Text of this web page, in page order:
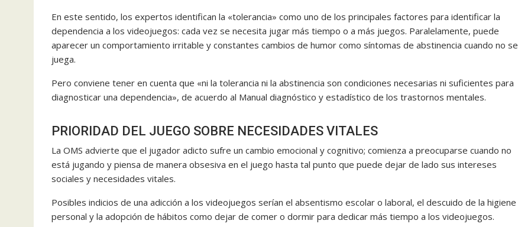
En este sentido, los expertos identifican la «tolerancia» como uno de los principales factores para identificar la
dependencia a los videojuegos: cada vez se necesita jugar más tiempo o a más juegos. Paralelamente, puede
aparecer un comportamiento irritable y constantes cambios de humor como síntomas de abstinencia cuando no se
juega.
Pero conviene tener en cuenta que «ni la tolerancia ni la abstinencia son condiciones necesarias ni suficientes para
diagnosticar una dependencia», de acuerdo al Manual diagnóstico y estadístico de los trastornos mentales.
PRIORIDAD DEL JUEGO SOBRE NECESIDADES VITALES
La OMS advierte que el jugador adicto sufre un cambio emocional y cognitivo; comienza a preocuparse cuando no
está jugando y piensa de manera obsesiva en el juego hasta tal punto que puede dejar de lado sus intereses
sociales y necesidades vitales.
Posibles indicios de una adicción a los videojuegos serían el absentismo escolar o laboral, el descuido de la higiene
personal y la adopción de hábitos como dejar de comer o dormir para dedicar más tiempo a los videojuegos.